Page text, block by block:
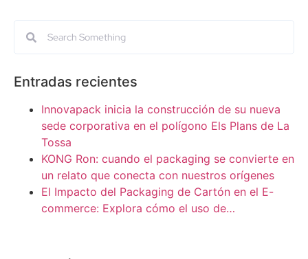
Entradas recientes
Innovapack inicia la construcción de su nueva
sede corporativa en el polígono Els Plans de La
Tossa
KONG Ron: cuando el packaging se convierte en
un relato que conecta con nuestros orígenes
El Impacto del Packaging de Cartón en el E-
commerce: Explora cómo el uso de…